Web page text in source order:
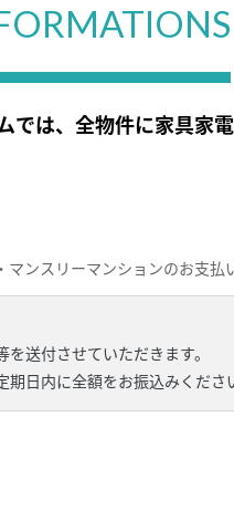
では、全物件に家具家
ンスリーマンションのお支払
送付させていただきます。
期日内に全額をお振込みくだ